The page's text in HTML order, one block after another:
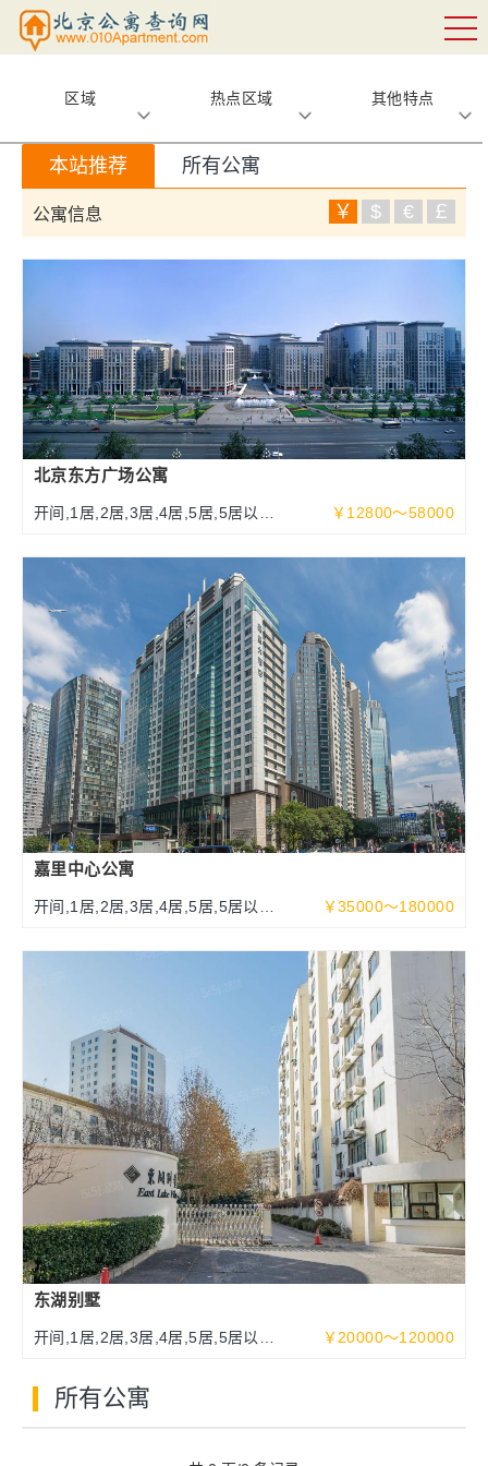
区域 热点区域 其他特点
本站推荐 所有公寓
公寓信息 ￥ $ € ￡
北京东方广场公寓
开间,1居,2居,3居,4居,5居,5居以上
￥12800～58000
嘉里中心公寓
开间,1居,2居,3居,4居,5居,5居以上
￥35000～180000
东湖别墅
开间,1居,2居,3居,4居,5居,5居以上
￥20000～120000
所有公寓